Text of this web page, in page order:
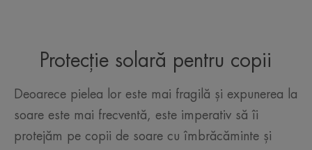
Protecție solară pentru copii
Deoarece pielea lor este mai fragilă și expunerea la
soare este mai frecventă, este imperativ să îi
protejăm pe copii de soare cu îmbrăcăminte și